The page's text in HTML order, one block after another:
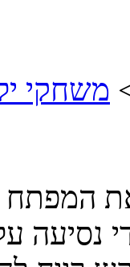
משחקי
המפתח
נסיעה